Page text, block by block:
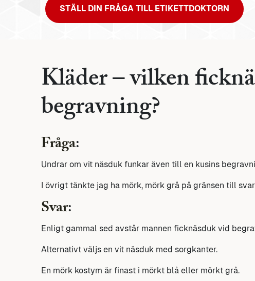
STÄLL DIN FRÅGA TILL ETIKETTDOKTORN
Kläder – vilken
begravning?
Fråga:
Undrar om vit näsduk funkar även till en kusins
I övrigt tänkte jag ha mörk, mörk grå på gränsen till
Svar:
Enligt gammal sed avstår mannen ficknäsduk vid
Alternativt väljs en vit näsduk med sorgkanter.
En mörk kostym är finast i mörkt blå eller mörkt grå.